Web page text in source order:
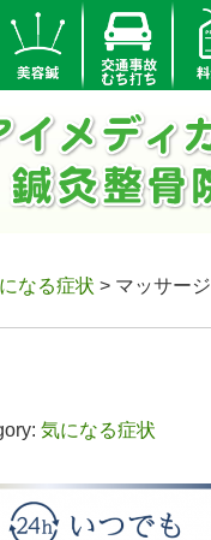
なる症状 > マッサージ
気になる症状